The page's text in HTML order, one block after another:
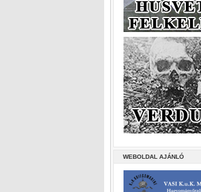
WEBOLDAL AJÁNLÓ